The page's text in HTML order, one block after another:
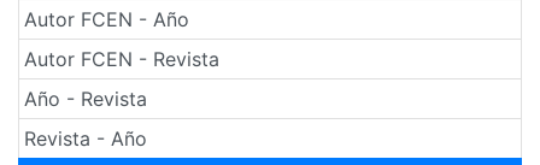
Autor FCEN - Año
Autor FCEN - Revista
Año - Revista
Revista - Año